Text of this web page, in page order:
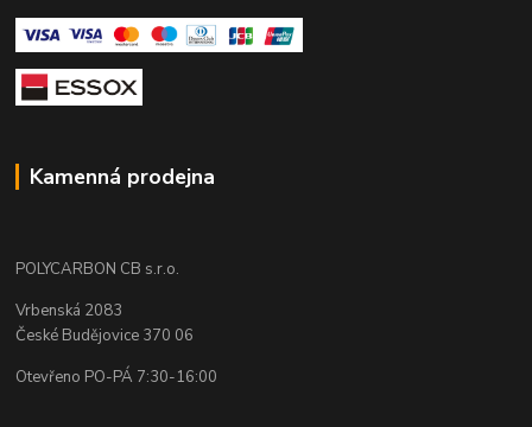
Kamenná prodejna
POLYCARBON CB s.r.o.
Vrbenská 2083
České Budějovice 370 06
Otevřeno PO-PÁ 7:30-16:00